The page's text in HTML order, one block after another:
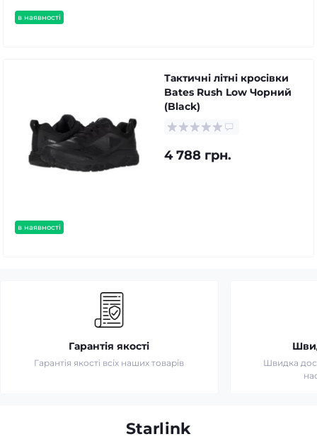
в наявності
в наявності
Тактичні літні кросівки
Bates Rush Low Чорний
(Black)
4 788 грн.
Гарантія якості
Гарантія якості всіх наших товарів
Швидка
Starlink